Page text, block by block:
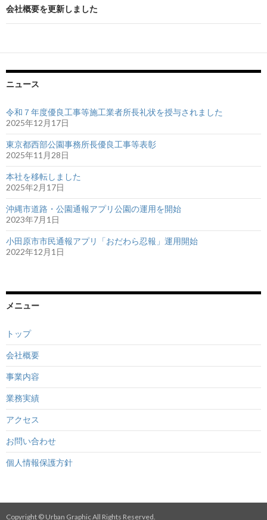
ナ
ゲ
ー
シ
ョ
ン
会社概要を更新しました
ニュース
令和７年度優良工事等施工業者所長礼状を授与されました
2025年12月17日
東京都西部公園事務所長優良工事等表彰
2025年11月28日
本社を移転しました
2025年2月17日
沖縄市道路・公園通報アプリ公園の運用を開始
2023年7月1日
小田原市市民通報アプリ「おだわら忍報」運用開始
2022年12月1日
メニュー
トップ
会社概要
事業内容
業務実績
アクセス
お問い合わせ
個人情報保護方針
Copyright © Urban Graphic All Rights Reserved.